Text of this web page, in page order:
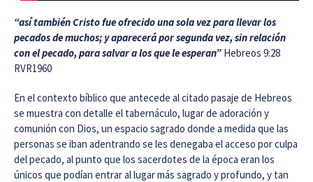
“así también Cristo fue ofrecido una sola vez para llevar los
pecados de muchos; y aparecerá por segunda vez, sin relación
con el pecado, para salvar a los que le esperan” Hebreos 9:28
RVR1960
En el contexto bíblico que antecede al citado pasaje de Hebreos
se muestra con detalle el tabernáculo, lugar de adoración y
comunión con Dios, un espacio sagrado donde a medida que las
personas se iban adentrando se les denegaba el acceso por culpa
del pecado, al punto que los sacerdotes de la época eran los
únicos que podían entrar al lugar más sagrado y profundo, y tan